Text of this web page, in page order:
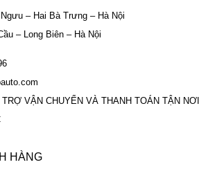
– Hai Bà Trưng – Hà Nội
– Long Biên – Hà Nội
VẬN CHUYỂN VÀ THANH TOÁN TẬN NƠI
HÀNG